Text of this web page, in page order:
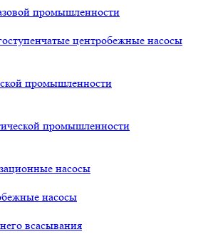
промышленности
центробежные насосы
промышленности
промышленности
насосы
насосы
всасывания